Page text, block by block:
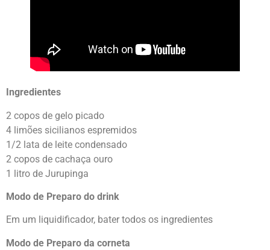
Ingredientes
2 copos de gelo picado
4 limões sicilianos espremidos
1/2 lata de leite condensado
2 copos de cachaça ouro
1 litro de Jurupinga
Modo de Preparo do drink
Em um liquidificador, bater todos os ingredientes
Modo de Preparo da corneta